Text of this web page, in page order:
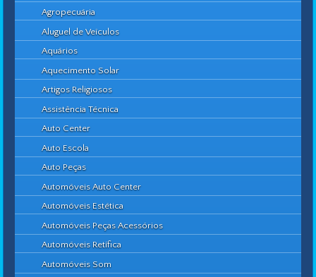
Agropecuária
Aluguel de Veículos
Aquários
Aquecimento Solar
Artigos Religiosos
Assistência Técnica
Auto Center
Auto Escola
Auto Peças
Automóveis Auto Center
Automóveis Estética
Automóveis Peças Acessórios
Automóveis Retífica
Automóveis Som